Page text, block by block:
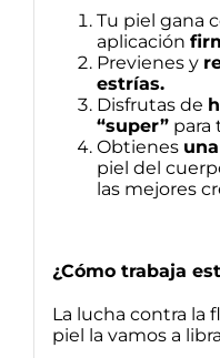
Tu piel gana
aplicación
Previenes y
estrías.
Disfrutas de
“super”para
Obtienes
piel del
las mejores
¿Cómo trabaja
La lucha contra la
piel la vamos a